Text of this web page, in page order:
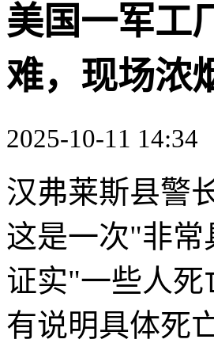
美国一军工
难，现场浓
2025-10-11 14:34
汉弗莱斯县警
这是一次"非
证实"一些人
有说明具体死